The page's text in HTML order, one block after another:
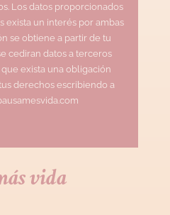
Los datos proporcionados
exista un interés por ambas
se obtiene a partir de tu
cediran datos a terceros
exista una obligación
derechos escribiendo a
vida